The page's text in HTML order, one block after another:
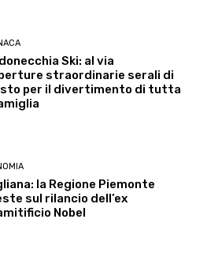
Ski: al via
straordinarie serali di
per il divertimento di tutta
la Regione Piemonte
sul rilancio dell’ex
Nobel